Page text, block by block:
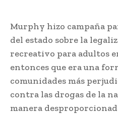
Murphy hizo campaña
del estado sobre la
recreativo para adultos
entonces que era una
comunidades más
contra las drogas de la
manera